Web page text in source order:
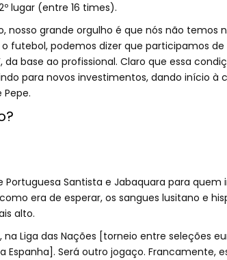
lugar (entre 16 times).
nosso grande orgulho é que nós não temos
futebol, podemos dizer que participamos de
da base ao profissional. Claro que essa
para novos investimentos, dando início à
Santista e Jabaquara para quem
era de esperar, os sangues lusitano e
alto.
Liga das Nações [torneio entre seleções
Será outro jogaço. Francamente,